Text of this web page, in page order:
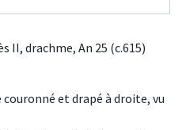
II, drachme, An 25 (c.615)
et drapé à droite, vu